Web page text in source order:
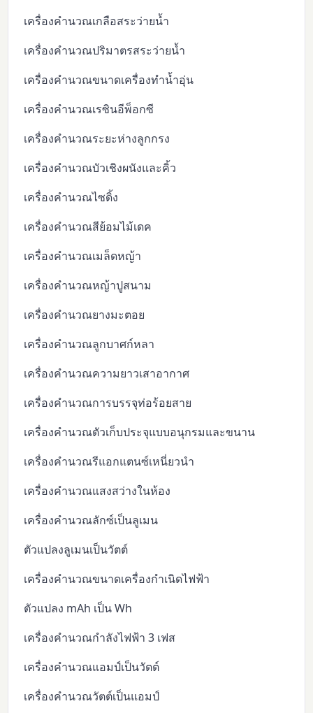
เครื่องคำนวณเกลือสระว่ายน้ำ
เครื่องคำนวณปริมาตรสระว่ายน้ำ
เครื่องคำนวณขนาดเครื่องทำน้ำอุ่น
เครื่องคำนวณเรซินอีพ็อกซี
เครื่องคำนวณระยะห่างลูกกรง
เครื่องคำนวณบัวเชิงผนังและคิ้ว
เครื่องคำนวณไซดิ้ง
เครื่องคำนวณสีย้อมไม้เดค
เครื่องคำนวณเมล็ดหญ้า
เครื่องคำนวณหญ้าปูสนาม
เครื่องคำนวณยางมะตอย
เครื่องคำนวณลูกบาศก์หลา
เครื่องคำนวณความยาวเสาอากาศ
เครื่องคำนวณการบรรจุท่อร้อยสาย
เครื่องคำนวณตัวเก็บประจุแบบอนุกรมและขนาน
เครื่องคำนวณรีแอกแตนซ์เหนี่ยวนำ
เครื่องคำนวณแสงสว่างในห้อง
เครื่องคำนวณลักซ์เป็นลูเมน
ตัวแปลงลูเมนเป็นวัตต์
เครื่องคำนวณขนาดเครื่องกำเนิดไฟฟ้า
ตัวแปลง mAh เป็น Wh
เครื่องคำนวณกำลังไฟฟ้า 3 เฟส
เครื่องคำนวณแอมป์เป็นวัตต์
เครื่องคำนวณวัตต์เป็นแอมป์